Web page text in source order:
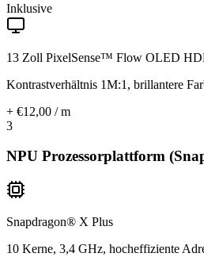
Inklusive
13 Zoll PixelSense™ Flow OLED
Kontrastverhältnis 1M:1, brillantere
+ €12,00 / m
3
NPU Prozessorplattform
Snapdragon® X Plus
10 Kerne, 3,4 GHz, hocheffiziente